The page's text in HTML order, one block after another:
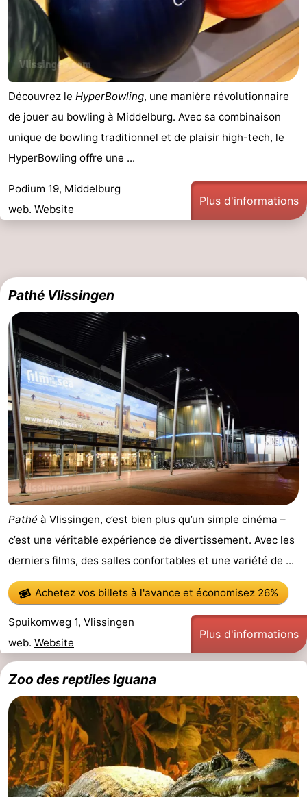
Découvrez le HyperBowling, une manière révolutionnaire
de jouer au bowling à Middelburg. Avec sa combinaison
unique de bowling traditionnel et de plaisir high-tech, le
HyperBowling offre une ...
Podium 19, Middelburg
web. Website
Plus d'informations
Pathé Vlissingen
Pathé à Vlissingen, c’est bien plus qu’un simple cinéma –
c’est une véritable expérience de divertissement. Avec les
derniers films, des salles confortables et une variété de ...
Achetez vos billets à l'avanceet économisez 26%
Spuikomweg 1, Vlissingen
web. Website
Plus d'informations
Zoo des reptiles Iguana